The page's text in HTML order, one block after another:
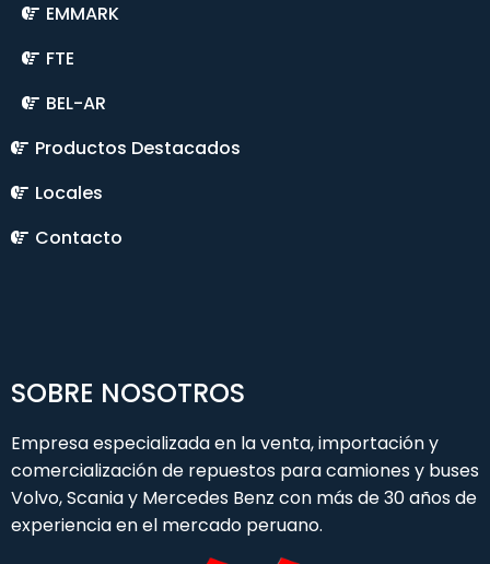
EMMARK
FTE
BEL-AR
Productos Destacados
Locales
Contacto
SOBRE NOSOTROS
Empresa especializada en la venta, importación y
comercialización de repuestos para camiones y buses
Volvo, Scania y Mercedes Benz con más de 30 años de
experiencia en el mercado peruano.